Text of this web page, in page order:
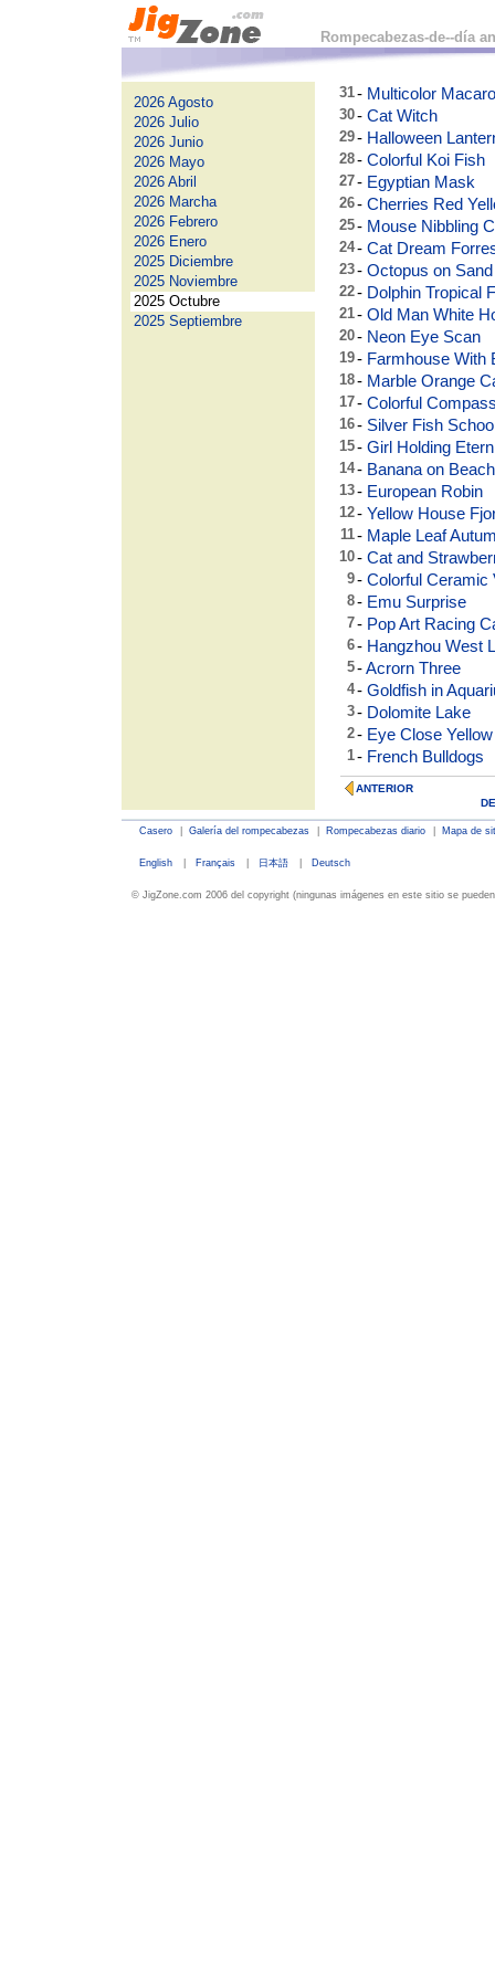
Rompecabezas-de--día
2026 Agosto
2026 Julio
2026 Junio
2026 Mayo
2026 Abril
2026 Marcha
2026 Febrero
2026 Enero
2025 Diciembre
2025 Noviembre
2025 Octubre
2025 Septiembre
31- Multicolor
30- Cat Witch
29- Halloween
28- Colorful Koi Fish
27- Egyptian Mask
26- Cherries Red
25- Mouse Nibbling
24- Cat Dream
23- Octopus on Sand
22- Dolphin Tropical
21- Old Man White
20- Neon Eye Scan
19- Farmhouse With
18- Marble Orange
17- Colorful
16- Silver Fish
15- Girl Holding
14- Banana on Beach
13- European Robin
12- Yellow House
11- Maple Leaf
10- Cat and
9- Colorful Ceramic
8- Emu Surprise
7- Pop Art Racing
6- Hangzhou West
5-Acrorn Three
4- Goldfish in
3- Dolomite Lake
2- Eye Close Yellow
1- French Bulldogs
ANTERIOR
Casero | Galería del rompecabezas | Rompecabezas diario | Mapa de
English | Français | 日本語 | Deutsch
© JigZone.com 2006 del copyright (ningunas imágenes en este sitio se